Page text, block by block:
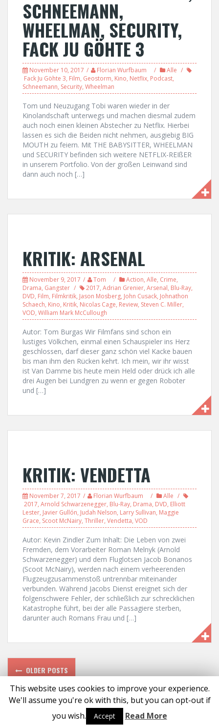
SCHNEEMANN,
WHEELMAN, SECURITY,
FACK JU GÖHTE 3
November 10, 2017 Florian Wurfbaum
Alle
Fack Ju Göhte 3, Film, Geostorm, Kino, Netflix, Podcast,
Schneemann, Security, Wheelman
Tom und Neuzugang Tobi waren wieder in der
Kinolandschaft unterwegs und machen diesmal zudem
auch noch einen kleinen Abstecher zu Netflix. Hierbei
lassen es sich die Beiden nicht nehmen, ausgiebig BIG
MOUTH zu feiern. Mit THE BABYSITTER, WHEELMAN
und SECURITY befinden sich weitere NETFLIX-REIßER
in unserem Portfolio. Von der großen Leinwand sind
dann auch noch […]
KRITIK: ARSENAL
November 9, 2017 Tom Action, Alle, Crime,
Drama, Gangster 2017, Adrian Grenier, Arsenal, Blu-Ray,
DVD, Film, Filmkritik, Jason Mosberg, John Cusack, Johnathon
Schaech, Kino, Kritik, Nicolas Cage, Review, Steven C. Miller,
VOD, William Mark McCullough
Autor: Tom Burgas Wir Filmfans sind schon ein
lustiges Völkchen, einmal einen Schauspieler ins Herz
geschlossen, darf dieser ganz schön viel Kacke bauen
bis man ihm den Rücken kehrt. Ich mein, wir ihr wisst
ist Van Damme bis heute mein Held oder drück ich alle
drei Augen bei Lundgren zu wenn er gegen Roboter
und […]
KRITIK: VENDETTA
November 7, 2017 Florian Wurfbaum
Alle
2017, Arnold Schwarzenegger, Blu-Ray, Drama, DVD, Elliott
Lester, Javier Gullón, Judah Nelson, Larry Sullivan, Maggie
Grace, Scoot McNairy, Thriller, Vendetta, VOD
Autor: Kevin Zindler Zum Inhalt: Die Leben von zwei
Fremden, dem Vorarbeiter Roman Melnyk (Arnold
Schwarzenegger) und dem Fluglotsen Jacob Bonanos
(Scoot McNairy), werden nach einem verheerenden
Flugzeugzusammenstoß untrennbar miteinander
verbunden. Während Jacobs Dienst ereignet sich der
folgenschwere Fehler, der schließlich zur schrecklichen
Katastrophe führt, bei der alle Passagiere sterben,
darunter auch Romans Frau und […]
P
o
OLDER POSTS
Proudly powered by WordPress |Theme: Solon by aThemes
This website uses cookies to improve your experience.
We'll assume you're ok with this, but you can opt-out if
you wish.
Accept Read More